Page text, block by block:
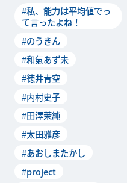
オ「私たち、ラジオは
#私、能力は平均値でっ
て言ったよね！
#のうきん
#和氣あず未
#徳井青空
#内村史子
#田澤茉純
#太田雅彦
#あおしまたかし
#project